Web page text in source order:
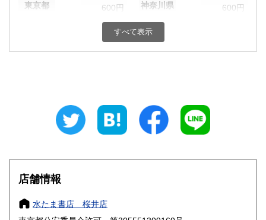
東京都 600円 神奈川県 600円
600円 富山県
静岡県
600円 三重県
滋賀県 600円 京都府 600円
大阪府
奈良県
すべて表示
店舗情報
水たま書店 桜井店